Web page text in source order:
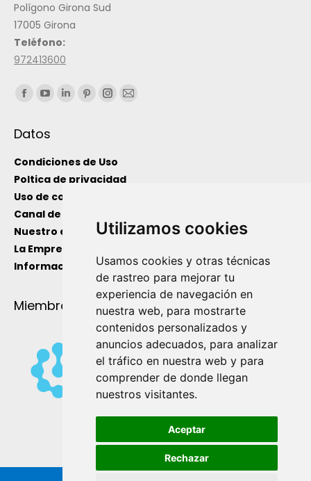
Utilizamos cookies
Usamos cookies y otras técnicas
de rastreo para mejorar tu
experiencia de navegación en
nuestra web, para mostrarte
contenidos personalizados y
anuncios adecuados, para analizar
el tráfico en nuestra web y para
comprender de donde llegan
nuestros visitantes.
Aceptar
Rechazar
Polígono Girona Sud
17005 Girona
Teléfono:
972413600
Encuéntranos en:
Datos
Condiciones de Uso
Poltica de privacidad
Uso de cookies
Canal de información interno
Nuestro equipo
La Empresa
Información de Utilidad
Miembro de